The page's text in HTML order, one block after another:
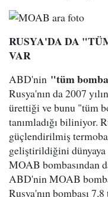
RUSYA'DA DA
VAR
ABD'nin "tüm
Rusya'nın da 2007
ürettiği ve bunu "tüm
tanımladığı biliniyor.
güçlendirilmiş
geliştirildiğini
MOAB bombasından
ABD'nin MOAB
Rusya'nın bombası